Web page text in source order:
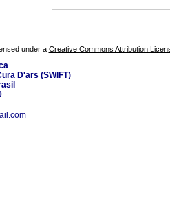
under a Creative Commons Attribution
D'ars (SWIFT)